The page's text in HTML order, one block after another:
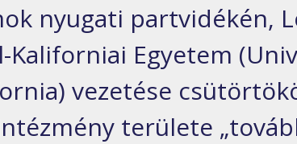
nyugati partvidékén,
Kaliforniai Egyetem
vezetése
területe